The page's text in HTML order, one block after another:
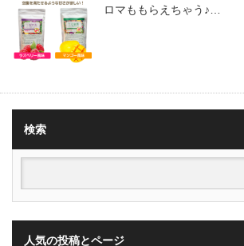
ロマももらえちゃう♪…
検索
人気の投稿とページ